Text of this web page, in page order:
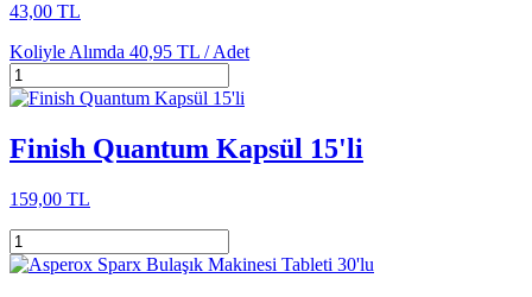
43,00 TL
Koliyle Alımda 40,95 TL /Adet
Finish Quantum Kapsül 15'li
159,00 TL